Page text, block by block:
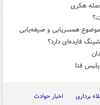
هکری
فایده‌ای دارد؟
فتا
برداری اخبار حوادث